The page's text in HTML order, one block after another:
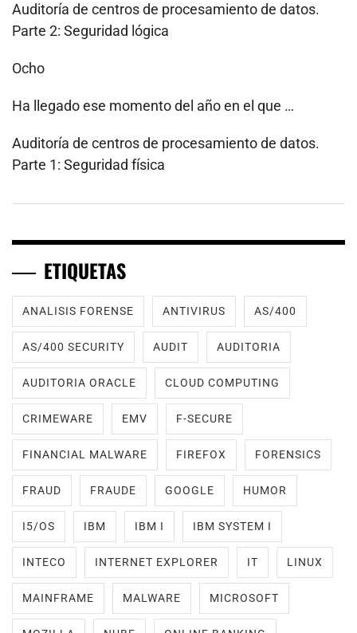
Auditoría de centros de procesamiento de datos.
Parte 2: Seguridad lógica
Ocho
Ha llegado ese momento del año en el que …
Auditoría de centros de procesamiento de datos.
Parte 1: Seguridad física
ETIQUETAS
ANALISIS FORENSE ANTIVIRUS AS/400
AS/400 SECURITY AUDIT AUDITORIA
AUDITORIA ORACLE CLOUD COMPUTING
CRIMEWARE EMV F-SECURE
FINANCIAL MALWARE FIREFOX FORENSICS
FRAUD FRAUDE GOOGLE HUMOR
I5/OS IBM IBM I IBM SYSTEM I
INTECO INTERNET EXPLORER IT LINUX
MAINFRAME MALWARE MICROSOFT